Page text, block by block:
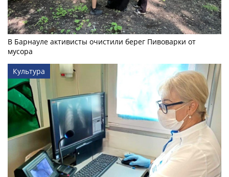
В Барнауле активисты очистили берег Пивоварки от
мусора
Культура